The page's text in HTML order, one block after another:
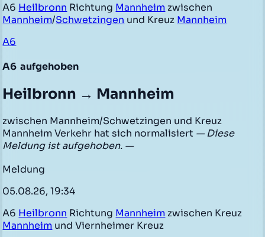
A6 Heilbronn Richtung Mannheim zwischen
Mannheim/Schwetzingen und Kreuz Mannheim
A6
A6 aufgehoben
Heilbronn → Mannheim
zwischen Mannheim/Schwetzingen und Kreuz
Mannheim Verkehr hat sich normalisiert — Diese
Meldung ist aufgehoben. —
Meldung
05.08.26, 19:34
A6 Heilbronn Richtung Mannheim zwischen Kreuz
Mannheim und Viernheimer Kreuz